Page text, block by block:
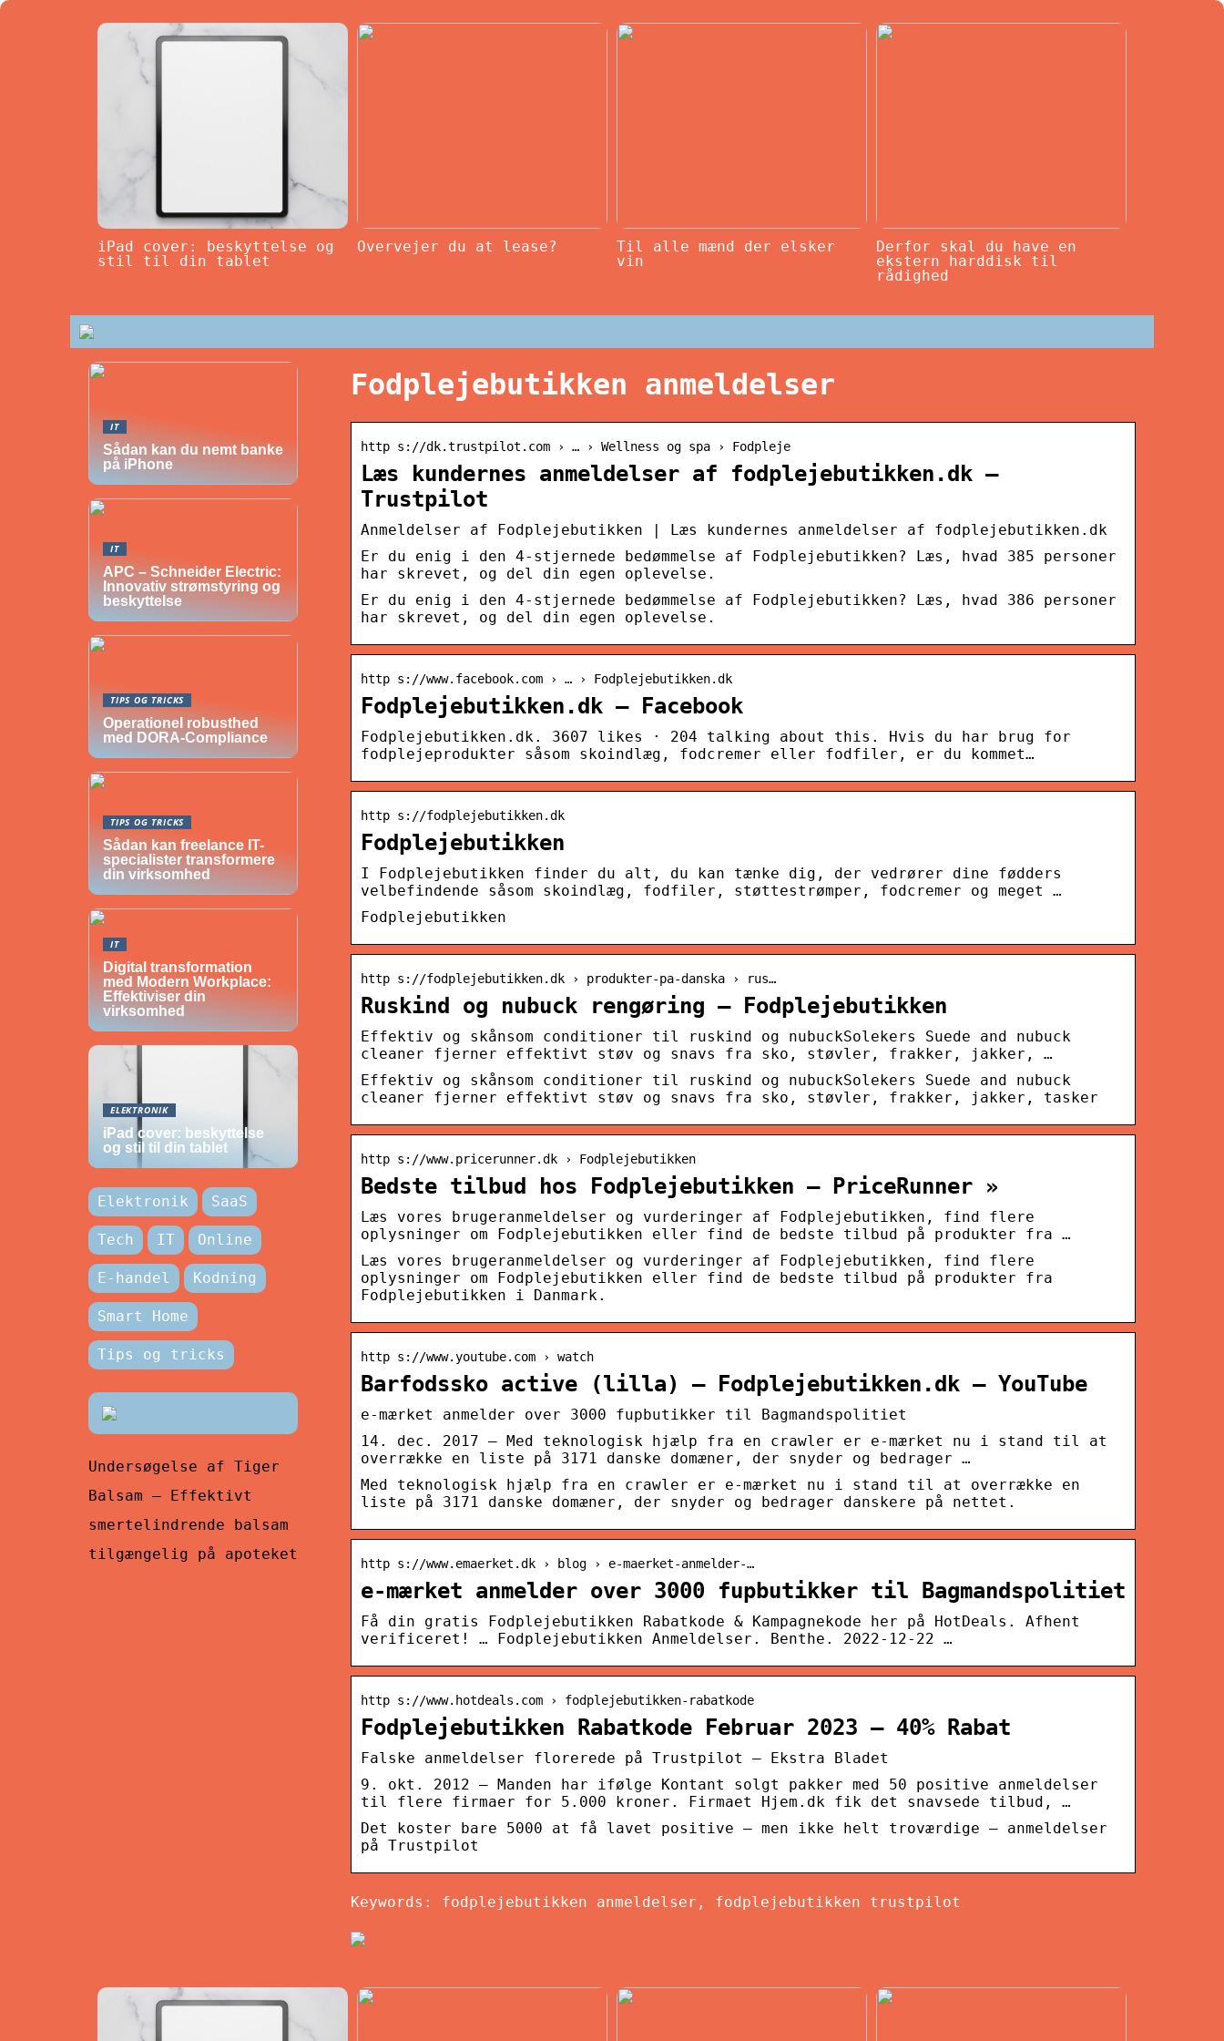
iPad cover: beskyttelse og
stil til din tablet
Overvejer du at lease?
Til alle mænd der elsker
vin
Derfor skal du have en
ekstern harddisk til
rådighed
Fodplejebutikken anmeldelser
http s://dk.trustpilot.com › … › Wellness og spa › Fodpleje
Læs kundernes anmeldelser af fodplejebutikken.dk –
Trustpilot
Anmeldelser af Fodplejebutikken | Læs kundernes anmeldelser af fodplejebutikken.dk
Er du enig i den 4-stjernede bedømmelse af Fodplejebutikken? Læs, hvad 385 personer
har skrevet, og del din egen oplevelse.
Er du enig i den 4-stjernede bedømmelse af Fodplejebutikken? Læs, hvad 386 personer
har skrevet, og del din egen oplevelse.
http s://www.facebook.com › … › Fodplejebutikken.dk
Fodplejebutikken.dk – Facebook
Fodplejebutikken.dk. 3607 likes · 204 talking about this. Hvis du har brug for
fodplejeprodukter såsom skoindlæg, fodcremer eller fodfiler, er du kommet…
http s://fodplejebutikken.dk
Fodplejebutikken
I Fodplejebutikken finder du alt, du kan tænke dig, der vedrører dine fødders
velbefindende såsom skoindlæg, fodfiler, støttestrømper, fodcremer og meget …
Fodplejebutikken
http s://fodplejebutikken.dk › produkter-pa-danska › rus…
Ruskind og nubuck rengøring – Fodplejebutikken
Effektiv og skånsom conditioner til ruskind og nubuckSolekers Suede and nubuck
cleaner fjerner effektivt støv og snavs fra sko, støvler, frakker, jakker, …
Effektiv og skånsom conditioner til ruskind og nubuckSolekers Suede and nubuck
cleaner fjerner effektivt støv og snavs fra sko, støvler, frakker, jakker, tasker
http s://www.pricerunner.dk › Fodplejebutikken
Bedste tilbud hos Fodplejebutikken – PriceRunner »
Læs vores brugeranmeldelser og vurderinger af Fodplejebutikken, find flere
oplysninger om Fodplejebutikken eller find de bedste tilbud på produkter fra …
Læs vores brugeranmeldelser og vurderinger af Fodplejebutikken, find flere
oplysninger om Fodplejebutikken eller find de bedste tilbud på produkter fra
Fodplejebutikken i Danmark.
http s://www.youtube.com › watch
Barfodssko active (lilla) – Fodplejebutikken.dk – YouTube
e-mærket anmelder over 3000 fupbutikker til Bagmandspolitiet
14. dec. 2017 — Med teknologisk hjælp fra en crawler er e-mærket nu i stand til at
overrække en liste på 3171 danske domæner, der snyder og bedrager …
Med teknologisk hjælp fra en crawler er e-mærket nu i stand til at overrække en
liste på 3171 danske domæner, der snyder og bedrager danskere på nettet.
http s://www.emaerket.dk › blog › e-maerket-anmelder-…
e-mærket anmelder over 3000 fupbutikker til Bagmandspolitiet
Få din gratis Fodplejebutikken Rabatkode & Kampagnekode her på HotDeals. Afhent
verificeret! … Fodplejebutikken Anmeldelser. Benthe. 2022-12-22 …
http s://www.hotdeals.com › fodplejebutikken-rabatkode
Fodplejebutikken Rabatkode Februar 2023 – 40% Rabat
Falske anmeldelser florerede på Trustpilot – Ekstra Bladet
9. okt. 2012 — Manden har ifølge Kontant solgt pakker med 50 positive anmeldelser
til flere firmaer for 5.000 kroner. Firmaet Hjem.dk fik det snavsede tilbud, …
Det koster bare 5000 at få lavet positive – men ikke helt troværdige – anmeldelser
på Trustpilot
Keywords: fodplejebutikken anmeldelser, fodplejebutikken trustpilot
IT
Sådan kan du nemt banke
på iPhone
IT
APC – Schneider Electric:
Innovativ strømstyring og
beskyttelse
TIPS OG TRICKS
Operationel robusthed
med DORA-Compliance
TIPS OG TRICKS
Sådan kan freelance IT-
specialister transformere
din virksomhed
IT
Digital transformation
med Modern Workplace:
Effektiviser din
virksomhed
ELEKTRONIK
iPad cover: beskyttelse
og stil til din tablet
Elektronik SaaS
Tech IT Online
E-handel Kodning
Smart Home
Tips og tricks
Undersøgelse af Tiger
Balsam – Effektivt
smertelindrende balsam
tilgængelig på apoteket